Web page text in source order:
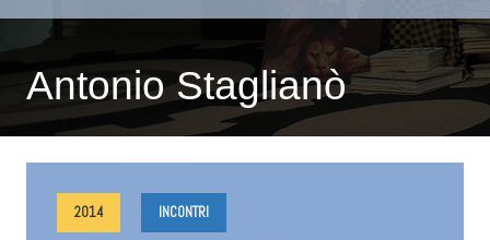
Antonio Staglianò
2014 INCONTRI